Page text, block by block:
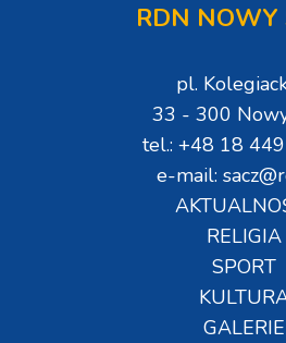
RDN NOWY
pl.
33 - 300
tel.: +48 18
e-mail:
RELIGIA
SPORT
GALERIE